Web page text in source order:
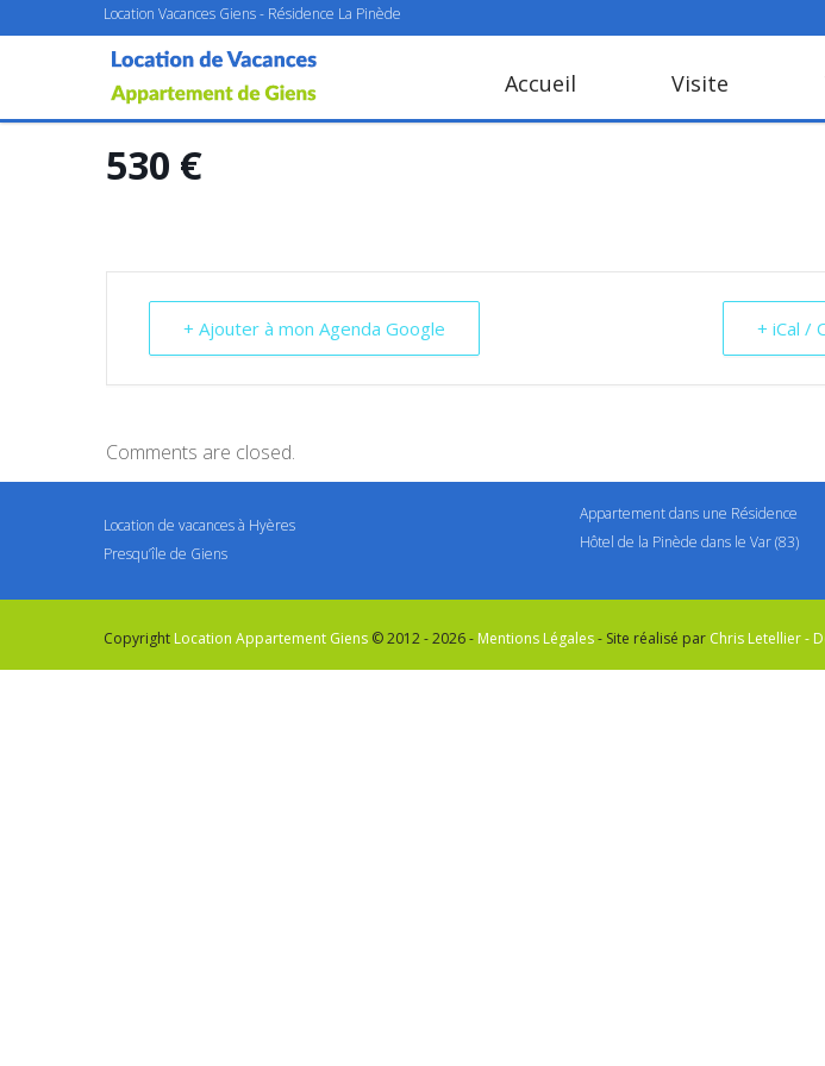
Location Vacances Giens - Résidence La Pinède
Accueil Visite
530 €
+ Ajouter à mon Agenda Google + iCal /
Comments are closed.
Location de vacances à Hyères
Presqu’île de Giens
Appartement dans une Résidence
Hôtel de la Pinède dans le Var (83)
Copyright Location Appartement Giens © 2012 - 2026 - Mentions Légales- Site réalisé par Chris Letellier -